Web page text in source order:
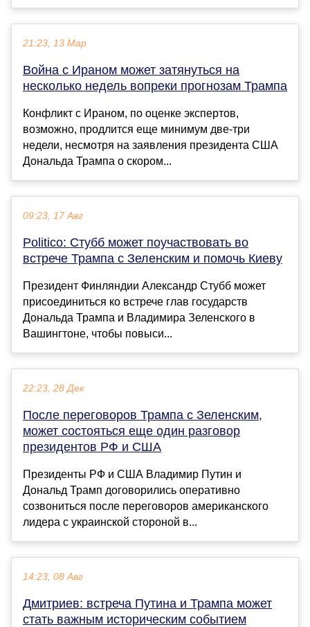
21:23, 13 Мар
Война с Ираном может затянуться на
несколько недель вопреки прогнозам Трампа
Конфликт с Ираном, по оценке экспертов,
возможно, продлится еще минимум две-три
недели, несмотря на заявления президента США
Дональда Трампа о скором...
09:23, 17 Авг
Politico: Стубб может поучаствовать во
встрече Трампа с Зеленским и помочь Киеву
Президент Финляндии Александр Стубб может
присоединиться ко встрече глав государств
Дональда Трампа и Владимира Зеленского в
Вашингтоне, чтобы повыси...
22:23, 28 Дек
После переговоров Трампа с Зеленским,
может состояться еще один разговор
президентов РФ и США
Президенты РФ и США Владимир Путин и
Дональд Трамп договорились оперативно
созвониться после переговоров американского
лидера с украинской стороной в...
14:23, 08 Авг
Дмитриев: встреча Путина и Трампа может
стать важным историческим событием